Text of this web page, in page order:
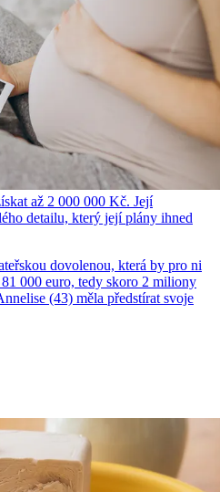
až 2 000 000 Kč. Její
detailu, který její plány ihned
dovolenou, která by pro ni
000 euro, tedy skoro 2 miliony
(43) měla předstírat svoje